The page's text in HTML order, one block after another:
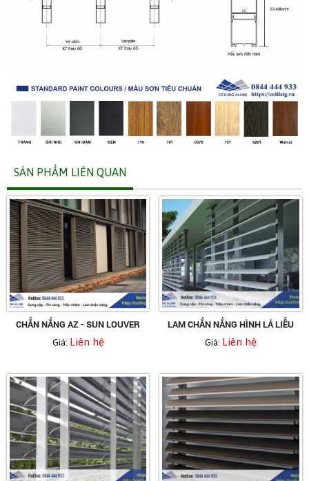
SẢN PHẨM LIÊN QUAN
CHẮN NẮNG AZ - SUN LOUVER
Giá: Liên hệ
LAM CHẮN NẮNG HÌNH LÁ LIỄU
Giá: Liên hệ